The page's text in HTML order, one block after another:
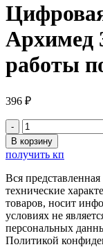
Архимед
работы
396 ₽
Количество
товара
Цифровая
лаборатория
Архимед
3.0.
Лабораторные
работы
по
биологии
В корзину
получить кп
Вся
технические
товаров, носит
условиях не
персональных
Политикой